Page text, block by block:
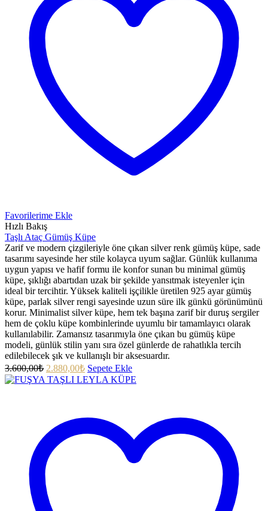
Favorilerime Ekle
Hızlı Bakış
Taşlı Ataç Gümüş Küpe
Zarif ve modern çizgileriyle öne çıkan silver renk gümüş küpe, sade
tasarımı sayesinde her stile kolayca uyum sağlar. Günlük kullanıma
uygun yapısı ve hafif formu ile konfor sunan bu minimal gümüş
küpe, şıklığı abartıdan uzak bir şekilde yansıtmak isteyenler için
ideal bir tercihtir. Yüksek kaliteli işçilikle üretilen 925 ayar gümüş
küpe, parlak silver rengi sayesinde uzun süre ilk günkü görünümünü
korur. Minimalist silver küpe, hem tek başına zarif bir duruş sergiler
hem de çoklu küpe kombinlerinde uyumlu bir tamamlayıcı olarak
kullanılabilir. Zamansız tasarımıyla öne çıkan bu gümüş küpe
modeli, günlük stilin yanı sıra özel günlerde de rahatlıkla tercih
edilebilecek şık ve kullanışlı bir aksesuardır.
3.600,00₺ 2.880,00₺ Sepete Ekle